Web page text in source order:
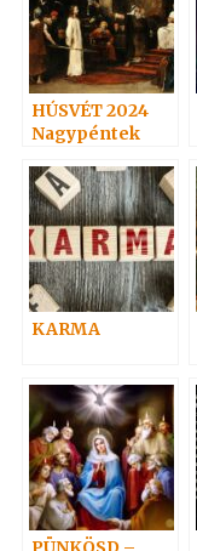
HÚSVÉT 2024
Nagypéntek
KARMA